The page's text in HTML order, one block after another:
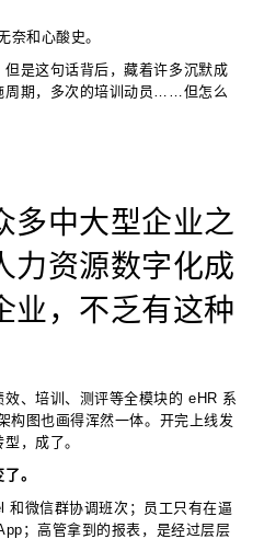
奈和心酸史。
是这句话背后，藏着许多沉默成
周期，多次的培训动员……但怎么
多中大型企业之
力资源数字化成
业，不乏有这种
、培训、测评等全模块的 eHR 系
构图也画得浑然一体。开完上线发
，成了。
。
微信群协调班次；员工只有在逼
；高管拿到的报表，是经过层层